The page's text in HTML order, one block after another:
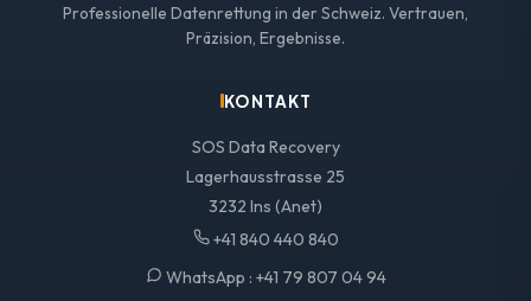
Professionelle Datenrettung in der Schweiz. Vertrauen,
Präzision, Ergebnisse.
KONTAKT
SOS Data Recovery
Lagerhausstrasse 25
3232 Ins (Anet)
+41 840 440 840
WhatsApp : +41 79 807 04 94